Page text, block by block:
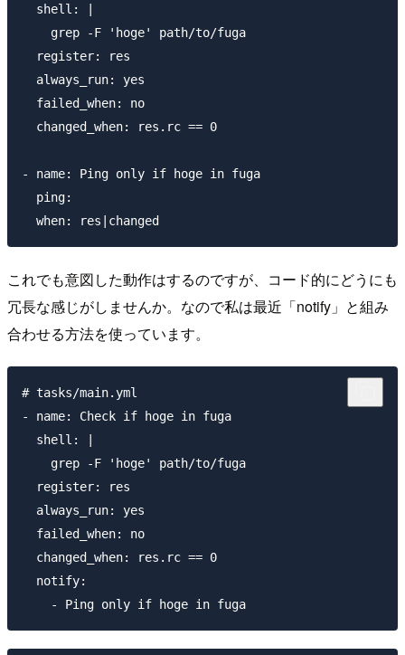
  shell: |
    grep -F 'hoge' path/to/fuga
  register: res
  always_run: yes
  failed_when: no
  changed_when: res.rc == 0
- name: Ping only if hoge in fuga
  ping:
これでも意図した動作はするのですが、コード的にどうにも
冗長な感じがしませんか。なので私は最近「notify」と組み
合わせる方法を使っています。
# tasks/main.yml
- name: Check if hoge in fuga
  shell: |
    grep -F 'hoge' path/to/fuga
  register: res
  always_run: yes
  failed_when: no
  changed_when: res.rc == 0
  notify: